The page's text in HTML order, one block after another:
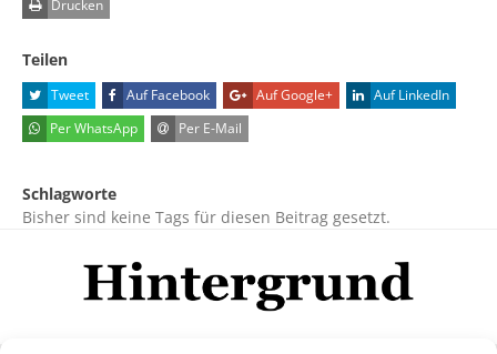
Drucken
Teilen
Tweet Auf Facebook Auf Google+
Auf LinkedIn
Per WhatsApp
Per E-Mail
Schlagworte
Bisher sind keine Tags für diesen Beitrag gesetzt.